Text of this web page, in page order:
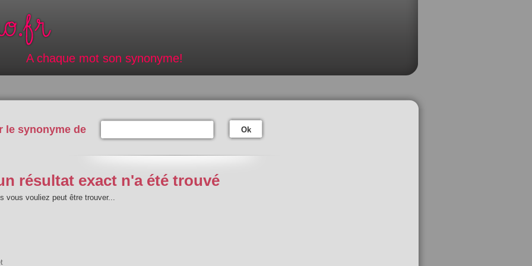
A chaque mot son synonyme!
le synonyme de Ok
résultat exact n'a été trouvé
vous vouliez peut être trouver...